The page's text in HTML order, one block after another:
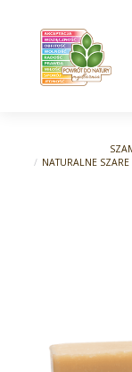
NATURALNE